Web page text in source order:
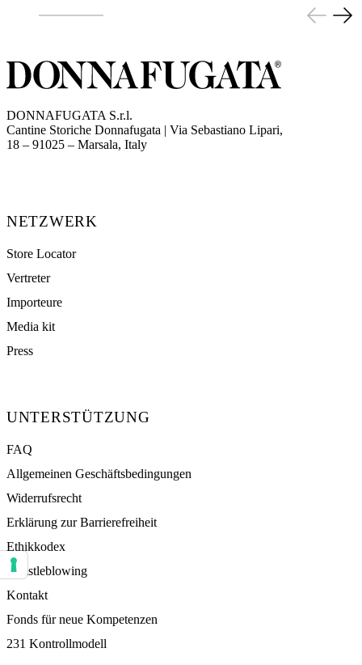
DONNAFUGATA S.r.l.
Cantine Storiche Donnafugata | Via Sebastiano Lipari,
18 – 91025 – Marsala, Italy(opens in new tab)
NETZWERK
Store Locator
Vertreter
Importeure
Media kit
Press
UNTERSTÜTZUNG
FAQ
Allgemeinen Geschäftsbedingungen
Widerrufsrecht
Erklärung zur Barrierefreiheit
Ethikkodex
Whistleblowing
Kontakt
Fonds für neue Kompetenzen
231 Kontrollmodell
Ihre Einstellungen für Einwilligungen für Tracking Technologien